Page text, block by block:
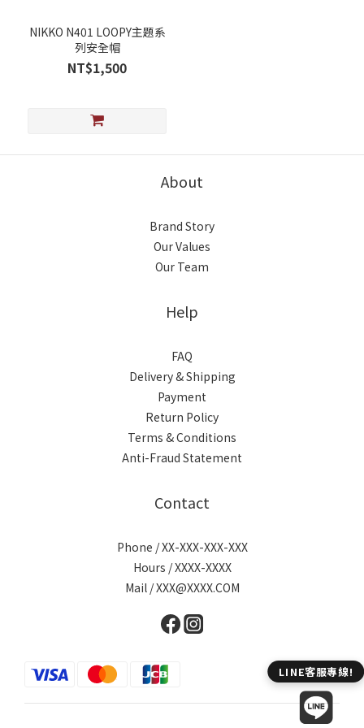
NIKKO N401 LOOPY主題系
列安全帽
NT$1,500
About
Brand Story
Our Values
Our Team
Help
FAQ
Delivery & Shipping
Payment
Return Policy
Terms & Conditions
Anti-Fraud Statement
Contact
Phone / XX-XXX-XXX-XXX
Hours / XXXX-XXXX
Mail / XXX@XXXX.COM